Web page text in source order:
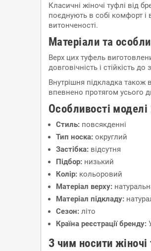
Класичні жіночі туфлі від
поєднують в собі комфорт і
витонченості.
Матеріали та
Верх цих туфель
довговічність і стійкість
Внутрішня підкладка також
впевнено протягом усього
Особливості
Стиль: повсякденні
Тип носка: округлий
Застібка: відсутня
Підбор: низький
Колір: кольоровий
Матеріал верху:
Матеріал підкладу:
Сезон: літо
Країна реєстрації бренду:
З чим носити жіночі